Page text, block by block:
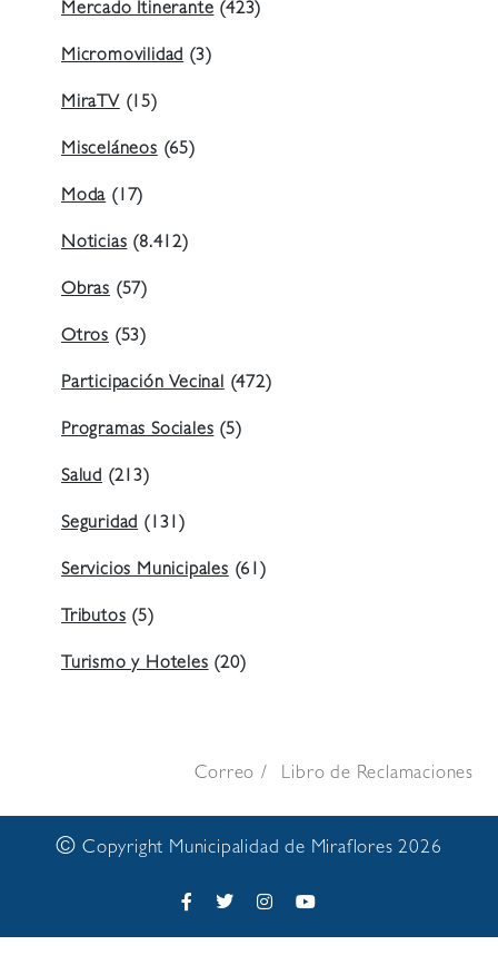
Mercado Itinerante(423)
Micromovilidad(3)
MiraTV(15)
Misceláneos(65)
Moda(17)
Noticias(8.412)
Obras (57)
Otros (53)
Participación Vecinal(472)
Programas Sociales(5)
Salud (213)
Seguridad(131)
Servicios Municipales(61)
Tributos(5)
Turismo y Hoteles(20)
Correo Libro de Reclamaciones
© Copyright Municipalidad de Miraflores 2026